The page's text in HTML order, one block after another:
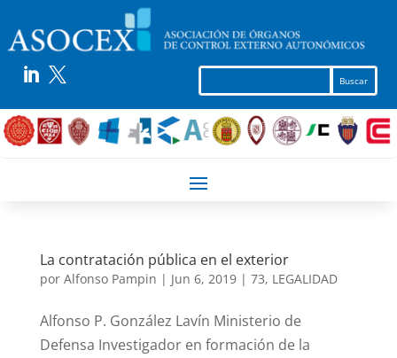
 
La contratación pública en el exterior
por Alfonso Pampin | Jun 6, 2019| 73, LEGALIDAD
Alfonso P. González Lavín Ministerio de
Defensa Investigador en formación de la